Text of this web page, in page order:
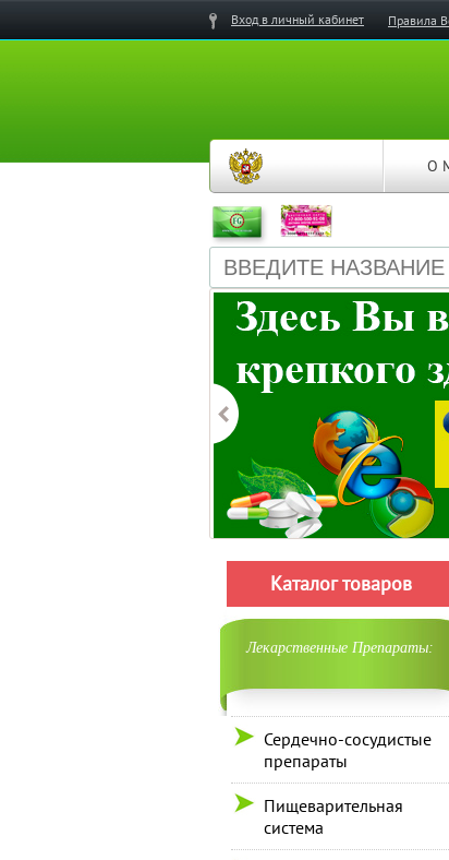
Вход в личный кабинет Правила
О
Каталог товаров
Лекарственные Препараты:
Сердечно-сосудистые
препараты
Пищеварительная
система